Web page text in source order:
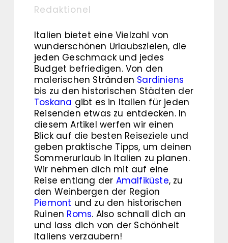
Redaktionel
Italien bietet eine Vielzahl von
wunderschönen Urlaubszielen, die
jeden Geschmack und jedes
Budget befriedigen. Von den
malerischen Stränden Sardiniens
bis zu den historischen Städten der
Toskana gibt es in Italien für jeden
Reisenden etwas zu entdecken. In
diesem Artikel werfen wir einen
Blick auf die besten Reiseziele und
geben praktische Tipps, um deinen
Sommerurlaub in Italien zu planen.
Wir nehmen dich mit auf eine
Reise entlang der Amalfiküste, zu
den Weinbergen der Region
Piemont und zu den historischen
Ruinen Roms. Also schnall dich an
und lass dich von der Schönheit
Italiens verzaubern!